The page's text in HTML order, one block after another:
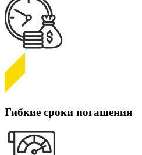
Гибкие сроки погашения